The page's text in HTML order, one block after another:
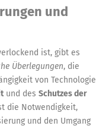
und
ist, gibt es
Überlegungen, die
von Technologie
und des Schutzes der
die Notwendigkeit,
und den Umgang